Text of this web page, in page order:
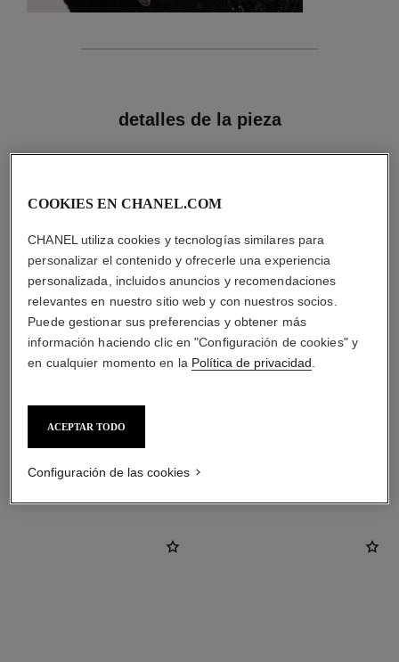
detalles de la pieza
CONSEJOS DE MANTENIMIENTO
Oro amarillo de 18 quilates
DESCUBRA TAMBIÉN
COOKIES EN CHANEL.COM
CHANEL utiliza cookies y tecnologías similares para
personalizar el contenido y ofrecerle una experiencia
personalizada, incluidos anuncios y recomendaciones
relevantes en nuestro sitio web y con nuestros socios.
Puede gestionar sus preferencias y obtener más
información haciendo clic en "Configuración de cookies" y
en cualquier momento en la Política de privacidad
ACEPTAR TODO
Configuración de las cookies